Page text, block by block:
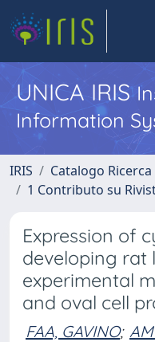
UNICA IRIS
Information
IRIS
Catalogo
1 Contributo su
Expression of
developing rat
experimental
and oval cell
FAA, GAVINO;